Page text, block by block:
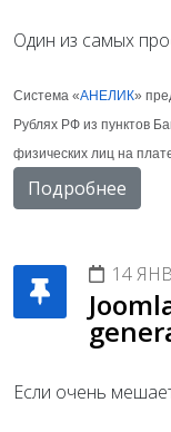
Один из самых
Система «АНЕЛИК»
Рублях РФ из пунктов
физических лиц на
Подробнее
14
Если очень